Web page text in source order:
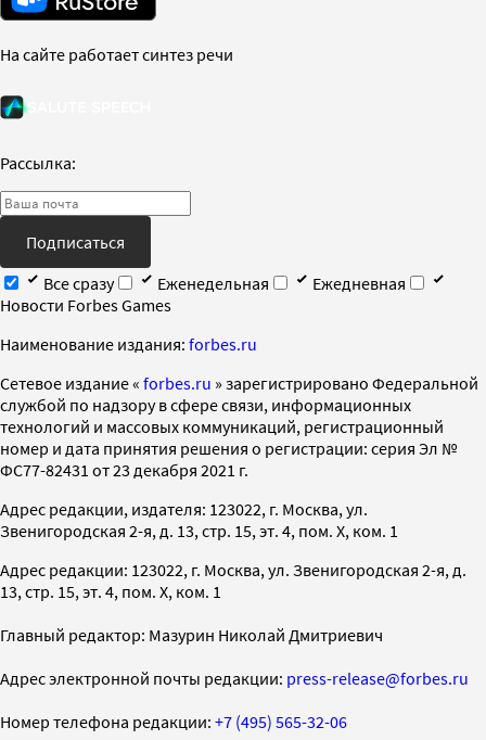
На сайте работает синтез речи
Рассылка:
Подписаться
Все сразу
Еженедельная
Ежедневная
Новости Forbes Games
Наименование издания: forbes.ru
Cетевое издание « forbes.ru » зарегистрировано Федеральной
службой по надзору в сфере связи, информационных
технологий и массовых коммуникаций, регистрационный
номер и дата принятия решения о регистрации: серия Эл №
ФС77-82431 от 23 декабря 2021 г.
Адрес редакции, издателя: 123022, г. Москва, ул.
Звенигородская 2-я, д. 13, стр. 15, эт. 4, пом. X, ком. 1
Адрес редакции: 123022, г. Москва, ул. Звенигородская 2-я, д.
13, стр. 15, эт. 4, пом. X, ком. 1
Главный редактор: Мазурин Николай Дмитриевич
Адрес электронной почты редакции: press-release@forbes.ru
Номер телефона редакции: +7 (495) 565-32-06